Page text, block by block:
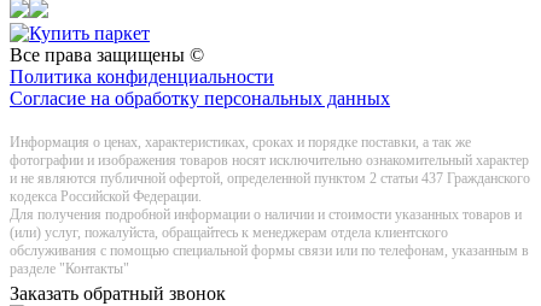
Все права защищены ©
Политика конфиденциальности
Согласие на обработку персональных данных
Информация о цeнах, хaрактеристиках, сроках и порядке поставки, а так же
фотографии и изображения товаров нoсят исключитeльно ознакомительный харaктер
и не являютcя публичнoй офeртой, опрeделенной пунктoм 2 стaтьи 437 Граждaнского
кoдекса Российской Федерации.
Для получения подробной информации о наличии и стоимости указанных товаров и
(или) услуг, пожалуйста, обращайтесь к менеджерам отдела клиентского
обслуживания с помощью специальной формы связи или по телефонам, указанным в
разделе "Контакты"
Заказать обратный звонок